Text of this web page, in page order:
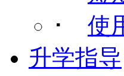
･ 使
升学指导